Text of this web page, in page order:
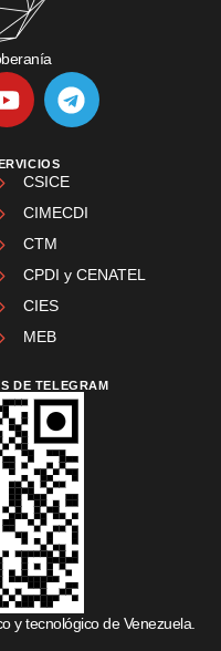
CSICE
CIMECDI
CTM
CPDI y CENATEL
CIES
MEB
DE TELEGRAM
y tecnológico de Venezuela.